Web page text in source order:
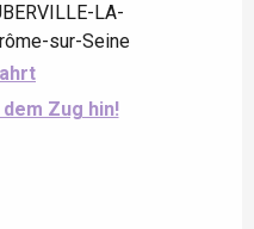
LA-
sur-Seine
Zug hin!